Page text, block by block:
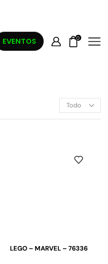
EVENTOS 0
LEGO – MARVEL – 76336